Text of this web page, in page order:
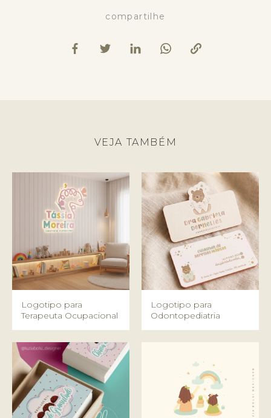
compartilhe
VEJA TAMBÉM
Logotipo para
Terapeuta Ocupacional
Logotipo para
Odontopediatria